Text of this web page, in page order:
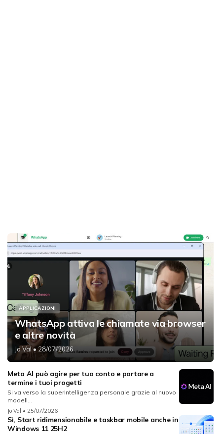
APPLICAZIONI
WhatsApp attiva le chiamate via browser
e altre novità
Jo Val• 28/07/2026
Meta AI può agire per tuo conto e portare a
termine i tuoi progetti
Si va verso la superintelligenza personale grazie al nuovo
modell...
Jo Val • 25/07/2026
Sì, Start ridimensionabile e taskbar mobile anche in
Windows 11 25H2